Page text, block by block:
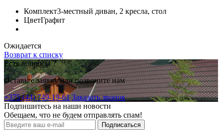
Комплект3-местный диван, 2 кресла, стол
ЦветГрафит
Ожидается
Возврат к списку
Есть вопросы ?
Оставьте заявку или позвоните нам
+375 (44) 749-19-61 Заказать звонок
Подпишитесь на наши новости
Обещаем, что не будем отправлять спам!